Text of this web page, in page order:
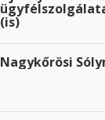
(is)
Nagykőrösi